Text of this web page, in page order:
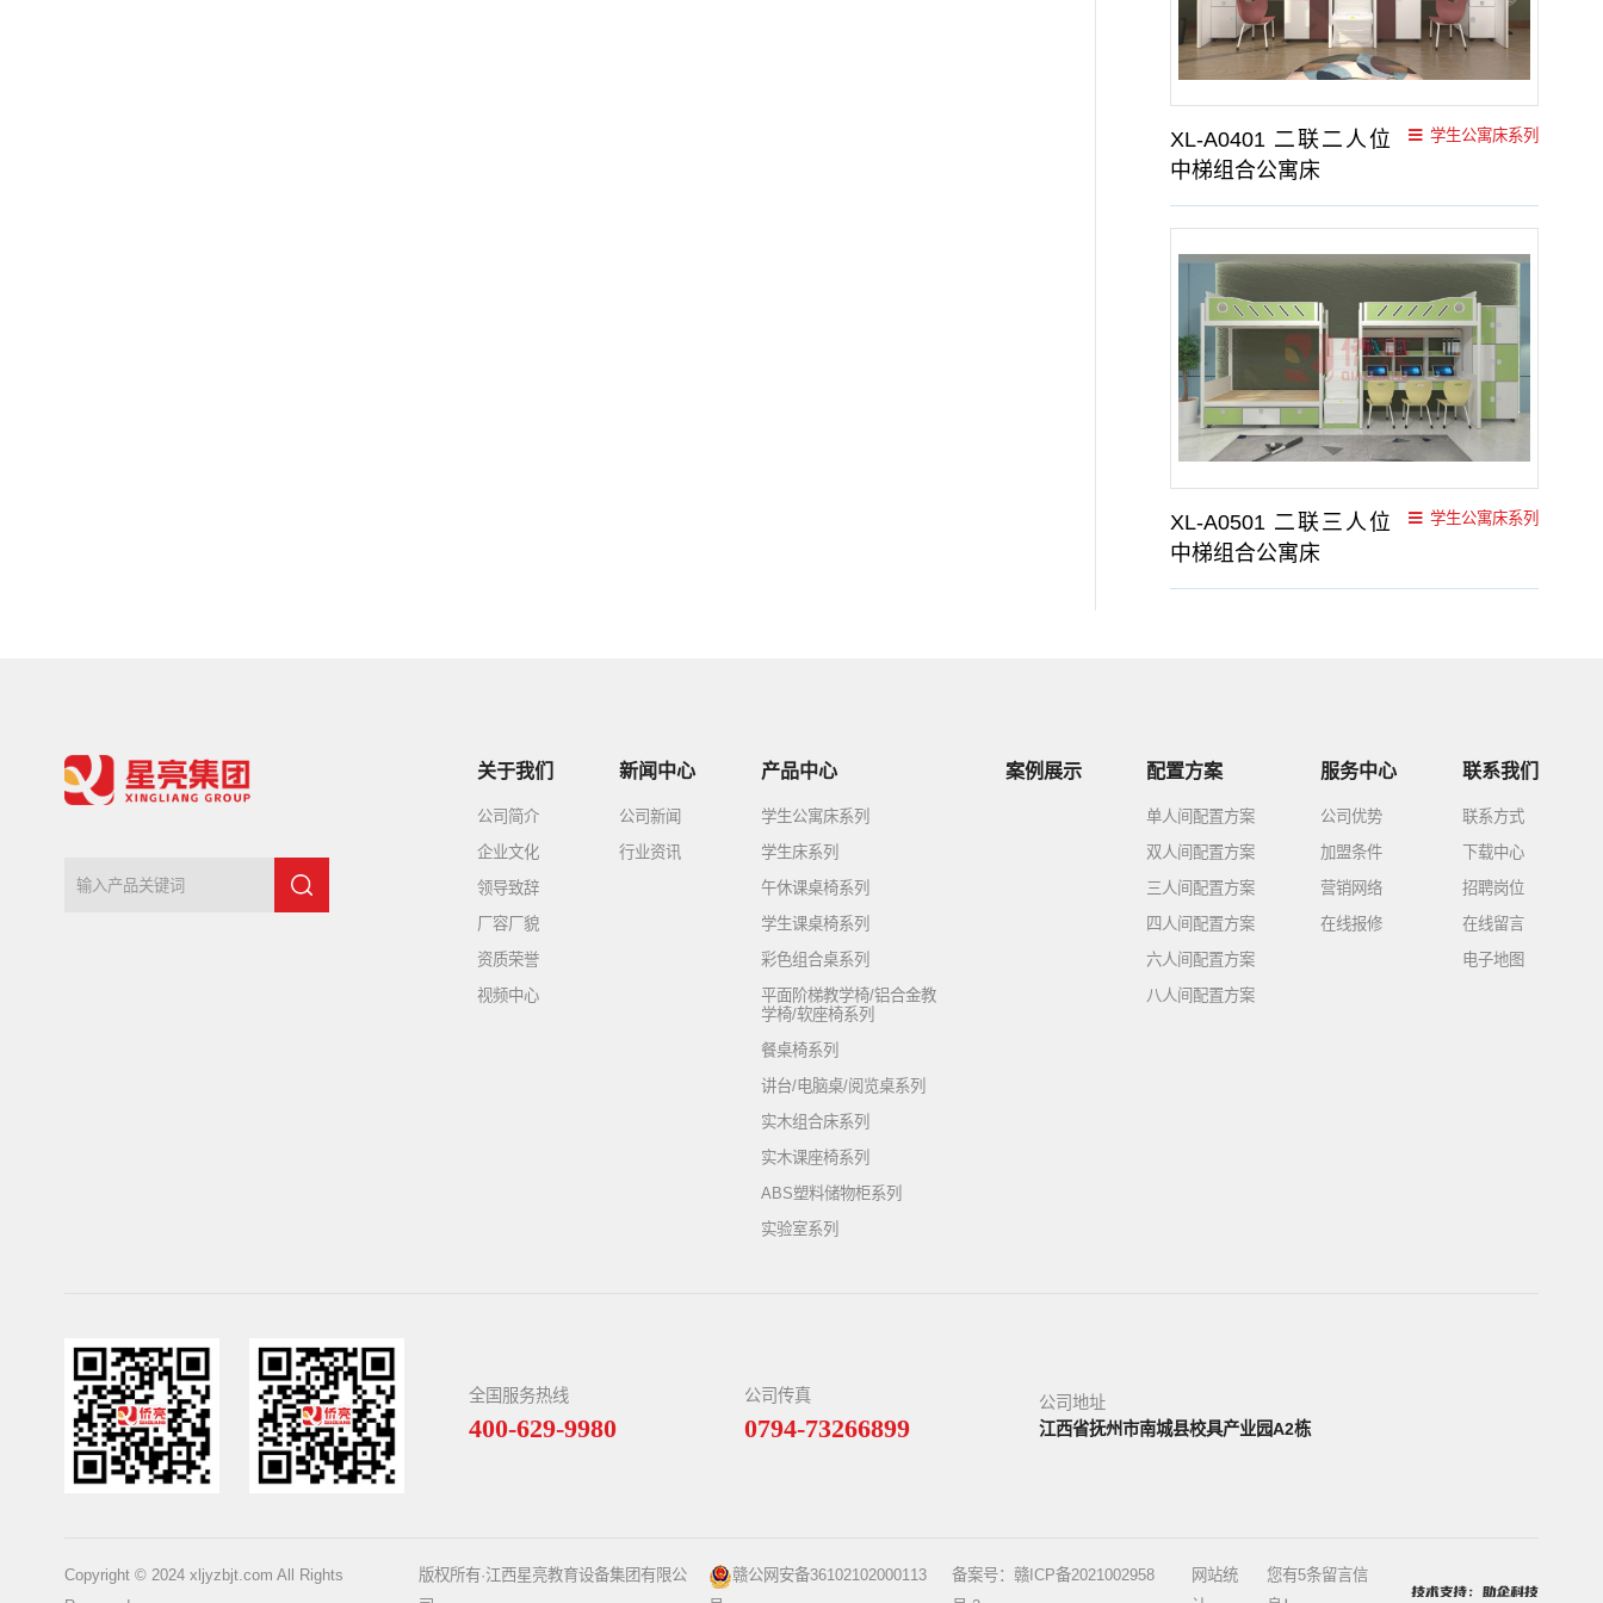
XL-A0401 二联二人位
中梯组合公寓床
学生公寓床系列
XL-A0501 二联三人位
中梯组合公寓床
学生公寓床系列
关于我们
公司简介
企业文化
领导致辞
厂容厂貌
资质荣誉
视频中心
新闻中心
公司新闻
行业资讯
产品中心
学生公寓床系列
学生床系列
午休课桌椅系列
学生课桌椅系列
彩色组合桌系列
平面阶梯教学椅/铝合金教
学椅/软座椅系列
餐桌椅系列
讲台/电脑桌/阅览桌系列
实木组合床系列
实木课座椅系列
ABS塑料储物柜系列
实验室系列
案例展示 配置方案
单人间配置方案
双人间配置方案
三人间配置方案
四人间配置方案
六人间配置方案
八人间配置方案
服务中心
公司优势
加盟条件
营销网络
在线报修
联系我们
联系方式
下载中心
招聘岗位
在线留言
电子地图
全国服务热线
400-629-9980
公司传真
0794-73266899
公司地址
江西省抚州市南城县校具产业园A2栋
Copyright © 2024 xljyzbjt.com All Rights
版权所有·江西星亮教育设备集团有限公
赣公网安备36102102000113
备案号： 赣ICP备2021002958
网站统
您有5条留言信